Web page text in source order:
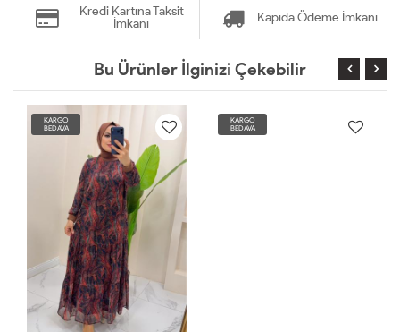
Kredi Kartına Taksit
İmkanı
Kapıda Ödeme İmkanı
Bu Ürünler İlginizi Çekebilir
KARGO
BEDAVA
KARGO
BEDAVA